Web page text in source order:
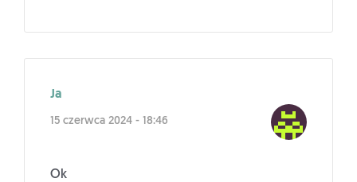
Ja
15 czerwca 2024 - 18:46
Ok